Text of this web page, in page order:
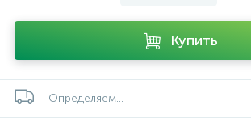
Купить
Определяем...